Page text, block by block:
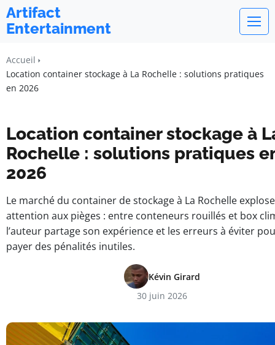
Artifact
Entertainment
Accueil
Location container stockage à La Rochelle : solutions pratiques
en 2026
Location container stockage à
Rochelle : solutions pratiques
2026
Le marché du container de stockage à La Rochelle
attention aux pièges : entre conteneurs rouillés et box
l’auteur partage son expérience et les erreurs à éviter
payer des pénalités inutiles.
Kévin Girard
30 juin 2026